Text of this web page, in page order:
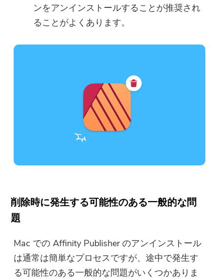
ンをアンインストールすることが推奨され
ることがよくあります。
削除時に発生する可能性のある一般的な問
題
Mac での Affinity Publisher のアンインストール
は通常は簡単なプロセスですが、途中で発生す
る可能性のある一般的な問題がいくつかありま